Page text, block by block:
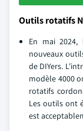
Outils rotatifs
En mai
nouveaux
de DIYers.
modèle 4000
rotatifs
Les outils ont
est